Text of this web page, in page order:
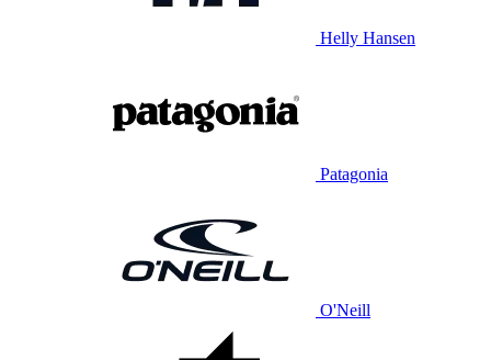
Helly Hansen
Patagonia
O'Neill